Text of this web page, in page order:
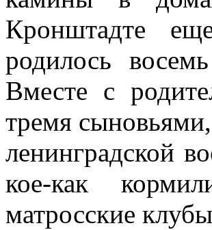
Кронштадте
родилось
Вместе с
тремя
ленинградской
кое-как
матросские